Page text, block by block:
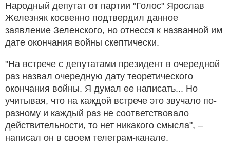
Народный депутат от партии "Голос" Ярослав
Железняк косвенно подтвердил данное
заявление Зеленского, но отнесся к названной им
дате окончания войны скептически.
"На встрече с депутатами президент в очередной
раз назвал очередную дату теоретического
окончания войны. Я думал ее написать... Но
учитывая, что на каждой встрече это звучало по-
разному и каждый раз не соответствовало
действительности, то нет никакого смысла", –
написал он в своем телеграм-канале.